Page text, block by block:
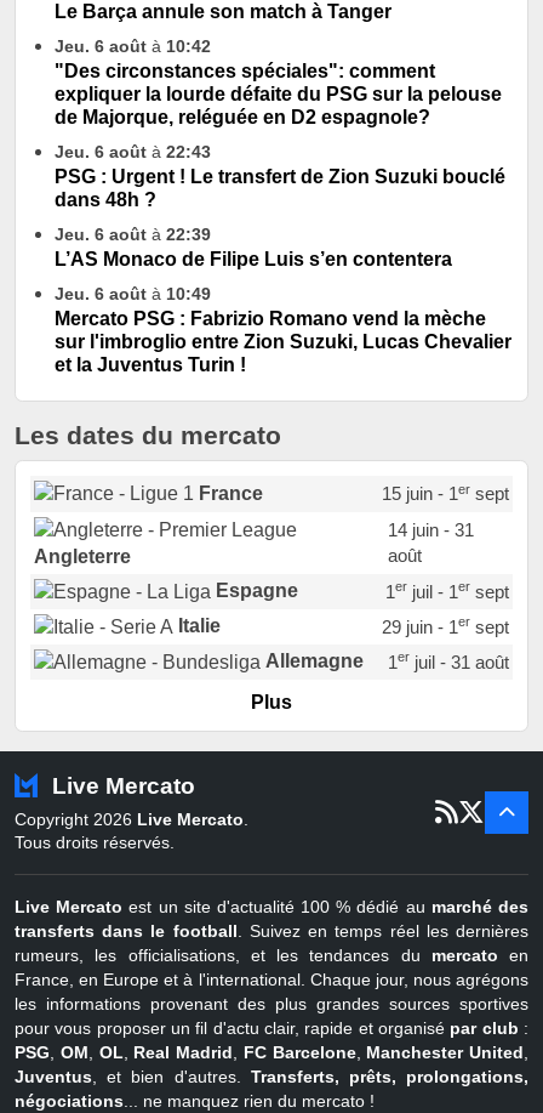
Le Barça annule son match à Tanger
Jeu. 6 août à 10:42
"Des circonstances spéciales": comment
expliquer la lourde défaite du PSG sur la pelouse
de Majorque, reléguée en D2 espagnole?
Jeu. 6 août à 22:43
PSG : Urgent ! Le transfert de Zion Suzuki bouclé
dans 48h ?
Jeu. 6 août à 22:39
L’AS Monaco de Filipe Luis s’en contentera
Jeu. 6 août à 10:49
Mercato PSG : Fabrizio Romano vend la mèche
sur l'imbroglio entre Zion Suzuki, Lucas Chevalier
et la Juventus Turin !
Les dates du mercato
France 15 juin - 1ersept
Angleterre
14 juin - 31
août
Espagne
1erjuil - 1ersept
Italie
29 juin - 1ersept
Allemagne
1erjuil - 31 août
Portugal
Pays-Bas
22 juin - 2 sept
Belgique
juil - 31
Plus
Live Mercato
Copyright 2026 Live Mercato.
Tous droits réservés.
Live Mercato est un site d'actualité 100 % dédié au marché des
transferts dans le football. Suivez en temps réel les dernières
rumeurs, les officialisations, et les tendances du mercato en
France, en Europe et à l'international. Chaque jour, nous agrégons
les informations provenant des plus grandes sources sportives
pour vous proposer un fil d'actu clair, rapide et organisé par club :
PSG, OM, OL, Real Madrid, FC Barcelone, Manchester United,
Juventus, et bien d'autres. Transferts, prêts, prolongations,
négociations... ne manquez rien du mercato !